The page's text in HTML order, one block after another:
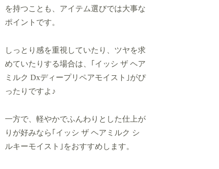
を持つことも、アイテム選びでは大事な
ポイントです。
しっとり感を重視していたり、ツヤを求
めていたりする場合は、｢イッシ ザ ヘア
ミルク Dxディープリペアモイスト ｣がぴ
ったりですよ♪
一方で、軽やかでふんわりとした仕上が
りが好みなら｢イッシ ザ ヘアミルク シ
ルキーモイスト｣をおすすめします。